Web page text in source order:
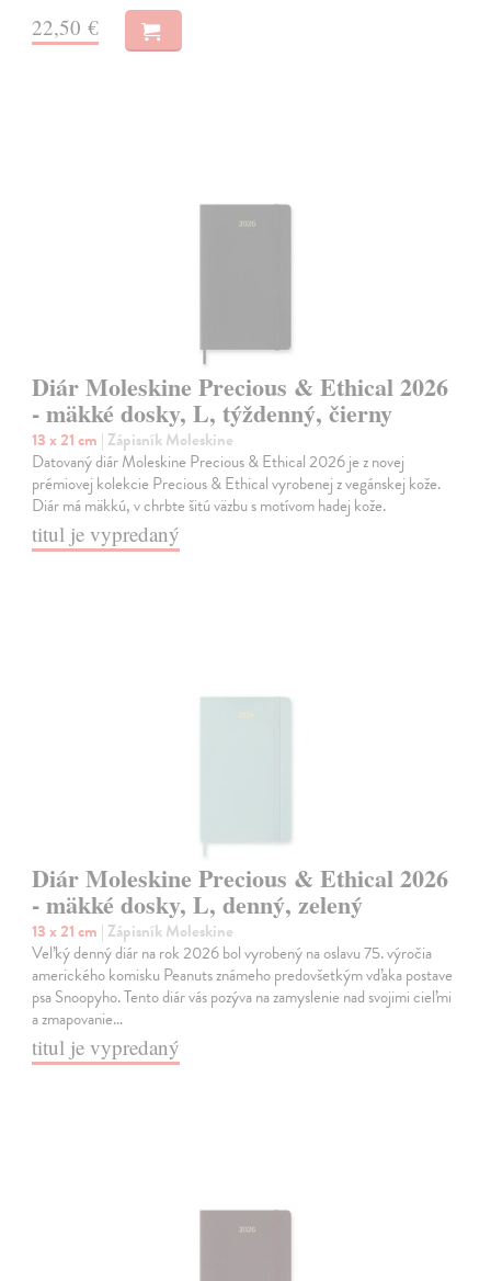
22,50 €
Diár Moleskine Precious & Ethical 2026
- mäkké dosky, L, týždenný, čierny
13 x 21 cm | Zápisník Moleskine
Datovaný diár Moleskine Precious & Ethical 2026 je z novej
prémiovej kolekcie Precious & Ethical vyrobenej z vegánskej kože.
Diár má mäkkú, v chrbte šitú väzbu s motívom hadej kože.
titul je vypredaný
Diár Moleskine Precious & Ethical 2026
- mäkké dosky, L, denný, zelený
13 x 21 cm | Zápisník Moleskine
Veľký denný diár na rok 2026 bol vyrobený na oslavu 75. výročia
amerického komisku Peanuts známeho predovšetkým vďaka postave
psa Snoopyho. Tento diár vás pozýva na zamyslenie nad svojimi cieľmi
a zmapovanie…
titul je vypredaný